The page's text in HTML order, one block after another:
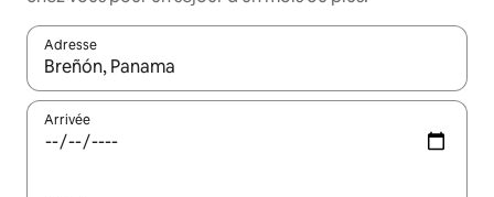
Adresse
Lorsque les résultats s'affichent, utilisez les flèches vers le
Arrivée